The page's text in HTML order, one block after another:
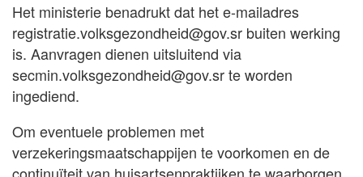
Het ministerie benadrukt dat het e-mailadres
registratie.volksgezondheid@gov.sr buiten werking
is. Aanvragen dienen uitsluitend via
secmin.volksgezondheid@gov.srte worden
ingediend.
Om eventuele problemen met
verzekeringsmaatschappijen te voorkomen en de